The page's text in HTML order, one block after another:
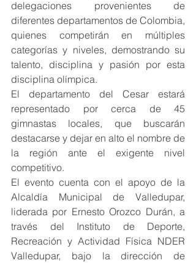
delegaciones provenientes de
diferentes departamentos de Colombia,
quienes competirán en múltiples
categorías y niveles, demostrando su
talento, disciplina y pasión por esta
disciplina olímpica.
El departamento del Cesar estará
representado por cerca de 45
gimnastas locales, que buscarán
destacarse y dejar en alto el nombre de
la región ante el exigente nivel
competitivo.
El evento cuenta con el apoyo de la
Alcaldía Municipal de Valledupar,
liderada por Ernesto Orozco Durán, a
través del Instituto de Deporte,
Recreación y Actividad Física NDER
Valledupar, bajo la dirección de